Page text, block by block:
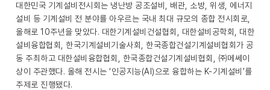
대한민국 기계설비전시회는 냉난방 공조설비, 배관, 소방, 위생, 에너지
설비 등 기계설비 전 분야를 아우르는 국내 최대 규모의 종합 전시회로,
올해로 10주년을 맞았다. 대한기계설비건설협회, 대한설비공학회, 대한
설비융합협회, 한국기계설비기술사회, 한국종합건설기계설비협회가 공
동 주최하고 대한설비융합협회, 한국종합건설기계설비협회, ㈜메쎄이
상이 주관했다. 올해 전시는 ‘인공지능(AI)으로 융합하는 K-기계설비’를
주제로 진행됐다.